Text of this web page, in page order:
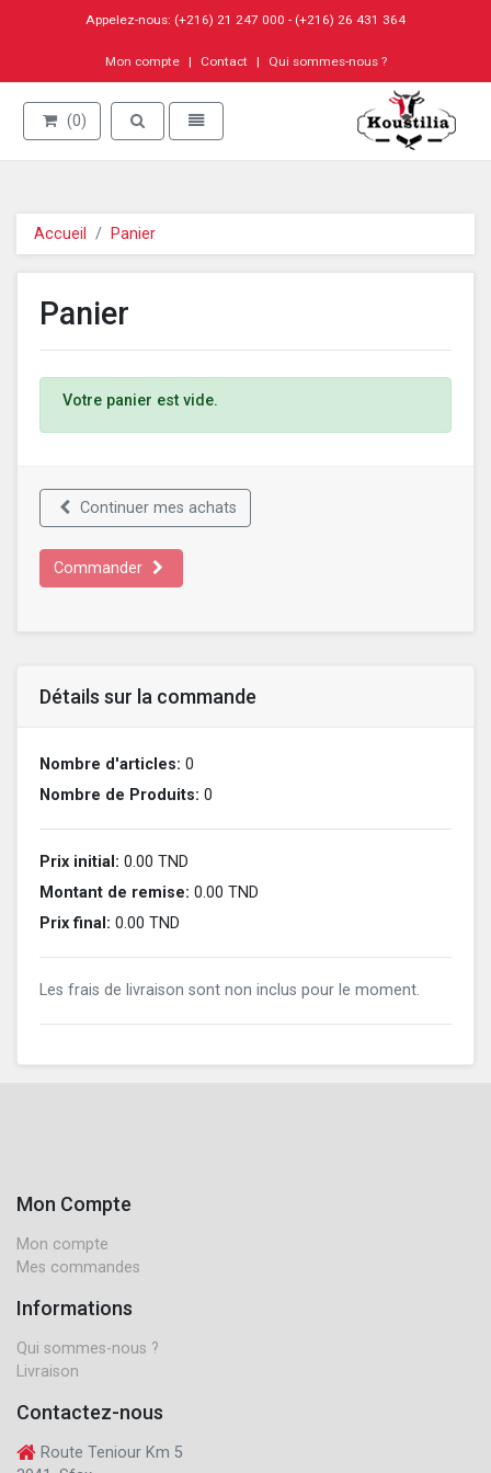
Appelez-nous: (+216) 21 247 000 - (+216) 26 431 364
Mon compte Contact Qui sommes-nous ?
Go to homepage
Toggle navigation
Toggle search
(0)
Accueil Panier
Panier
Votre panier est vide.
Continuer mes achats
Commander
Détails sur la commande
Nombre d'articles: 0
Nombre de Produits: 0
Prix initial: 0.00 TND
Montant de remise: 0.00 TND
Prix final: 0.00 TND
Les frais de livraison sont non inclus pour le moment.
Mon Compte
Mon compte
Mes commandes
Informations
Qui sommes-nous ?
Livraison
Contactez-nous
Route Teniour Km 5